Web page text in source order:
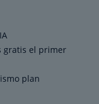
gratis el primer
plan